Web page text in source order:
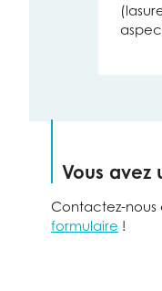
Vous avez
Contactez-nous
formulaire !